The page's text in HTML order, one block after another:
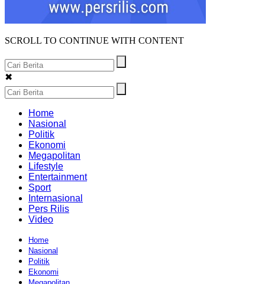
SCROLL TO CONTINUE WITH CONTENT
✖
Home
Nasional
Politik
Ekonomi
Megapolitan
Lifestyle
Entertainment
Sport
Internasional
Pers Rilis
Video
Home
Nasional
Politik
Ekonomi